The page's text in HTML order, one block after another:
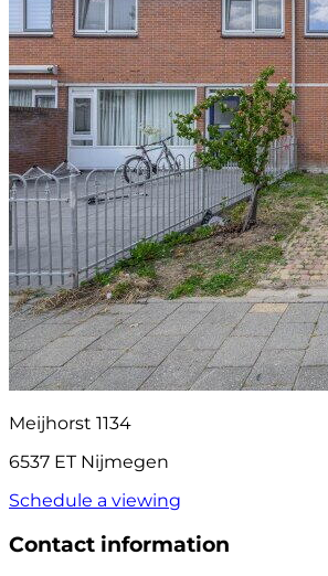
Meijhorst 1134
6537 ET Nijmegen
Schedule a viewing
Contact information